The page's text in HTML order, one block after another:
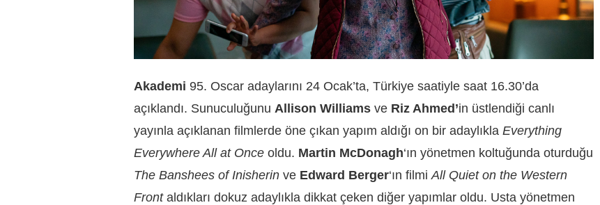
Akademi 95. Oscar adaylarını 24 Ocak’ta, Türkiye saatiyle saat 16.30’da
açıklandı. Sunuculuğunu Allison Williams ve Riz Ahmed’in üstlendiği canlı
yayınla açıklanan filmlerde öne çıkan yapım aldığı on bir adaylıkla Everything
Everywhere All at Once oldu. Martin McDonagh‘ın yönetmen koltuğunda oturduğu
The Banshees of Inisherin ve Edward Berger‘ın filmi All Quiet on the Western
Frontaldıkları dokuz adaylıkla dikkat çeken diğer yapımlar oldu. Usta yönetmen